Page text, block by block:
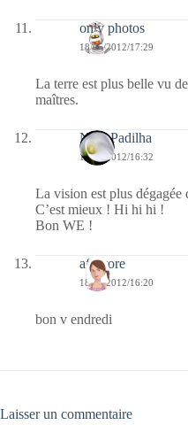
only photos
18/05/2012/17:29
La terre est plus belle vu
maîtres.
Nina Padilha
18/05/2012/16:32
La vision est plus dégagée
C’est mieux ! Hi hi hi !
Bon WE !
afaurore
18/05/2012/16:20
bon v endredi
Laisser un commentaire